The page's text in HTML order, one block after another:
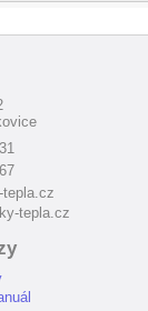
tepla.cz